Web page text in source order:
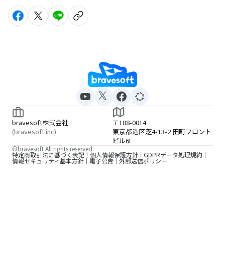
bravesoft株式会社
(bravesoft inc)
〒108-0014
東京都港区芝4-13-2 田町フロント
ビル6F
特定商取引法に基づく表記 個人情報保護方針 GDPRデータ処理規約
情報セキュリティ基本方針 電子公告 外部送信ポリシー
©bravesoft All rights reserved.